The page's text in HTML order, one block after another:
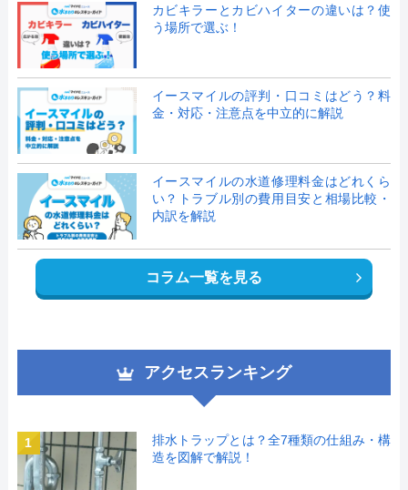
カビキラーとカビハイターの違いは？使
う場所で選ぶ！
イースマイルの評判・口コミはどう？料
金・対応・注意点を中立的に解説
イースマイルの水道修理料金はどれくら
い？トラブル別の費用目安と相場比較・
内訳を解説
コラム一覧を見る
アクセスランキング
1
排水トラップとは？全7種類の仕組み・構
造を図解で解説！